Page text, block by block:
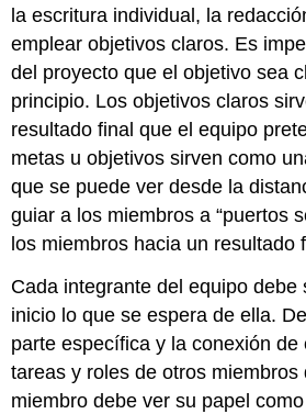
la escritura individual, la
emplear objetivos claros. Es
del proyecto que el objetivo sea
principio. Los objetivos claros
resultado final que el equipo
metas u objetivos sirven como
que se puede ver desde la
guiar a los miembros a “puertos
los miembros hacia un resultado
Cada integrante del equipo debe
inicio lo que se espera de ella.
parte específica y la conexión de
tareas y roles de otros miembros
miembro debe ver su papel